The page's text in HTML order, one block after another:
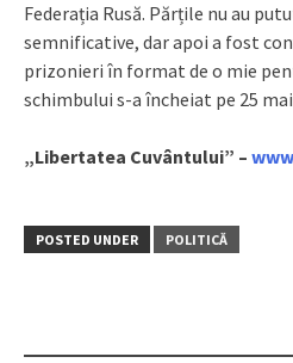
Federația Rusă. Părțile nu au
semnificative, dar apoi a fost
prizonieri în format de o mie
schimbului s-a încheiat pe 25
„Libertatea Cuvântului” –
POSTED UNDER POLITICĂ